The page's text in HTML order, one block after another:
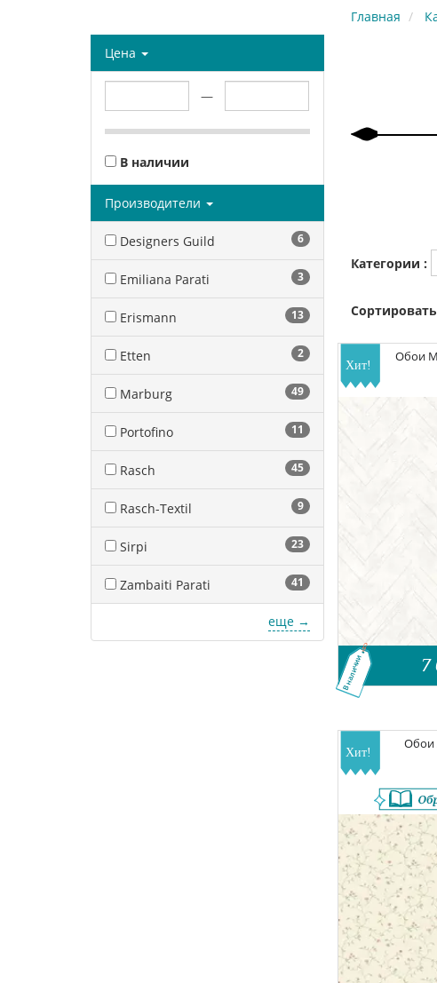
Главная
Цена
—
В наличии
Производители
Designers Guild 6
Emiliana Parati 3
Erismann 13
Etten 2
Marburg 49
Portofino 11
Rasch 45
Rasch-Textil 9
Sirpi 23
Zambaiti Parati 41
еще →
Категории :
Обои
7
В наличии
Обои